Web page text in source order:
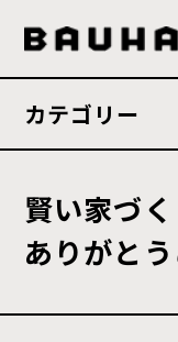
賢い家づく
あ りがと う
カテゴリー